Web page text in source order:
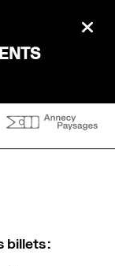
billets :